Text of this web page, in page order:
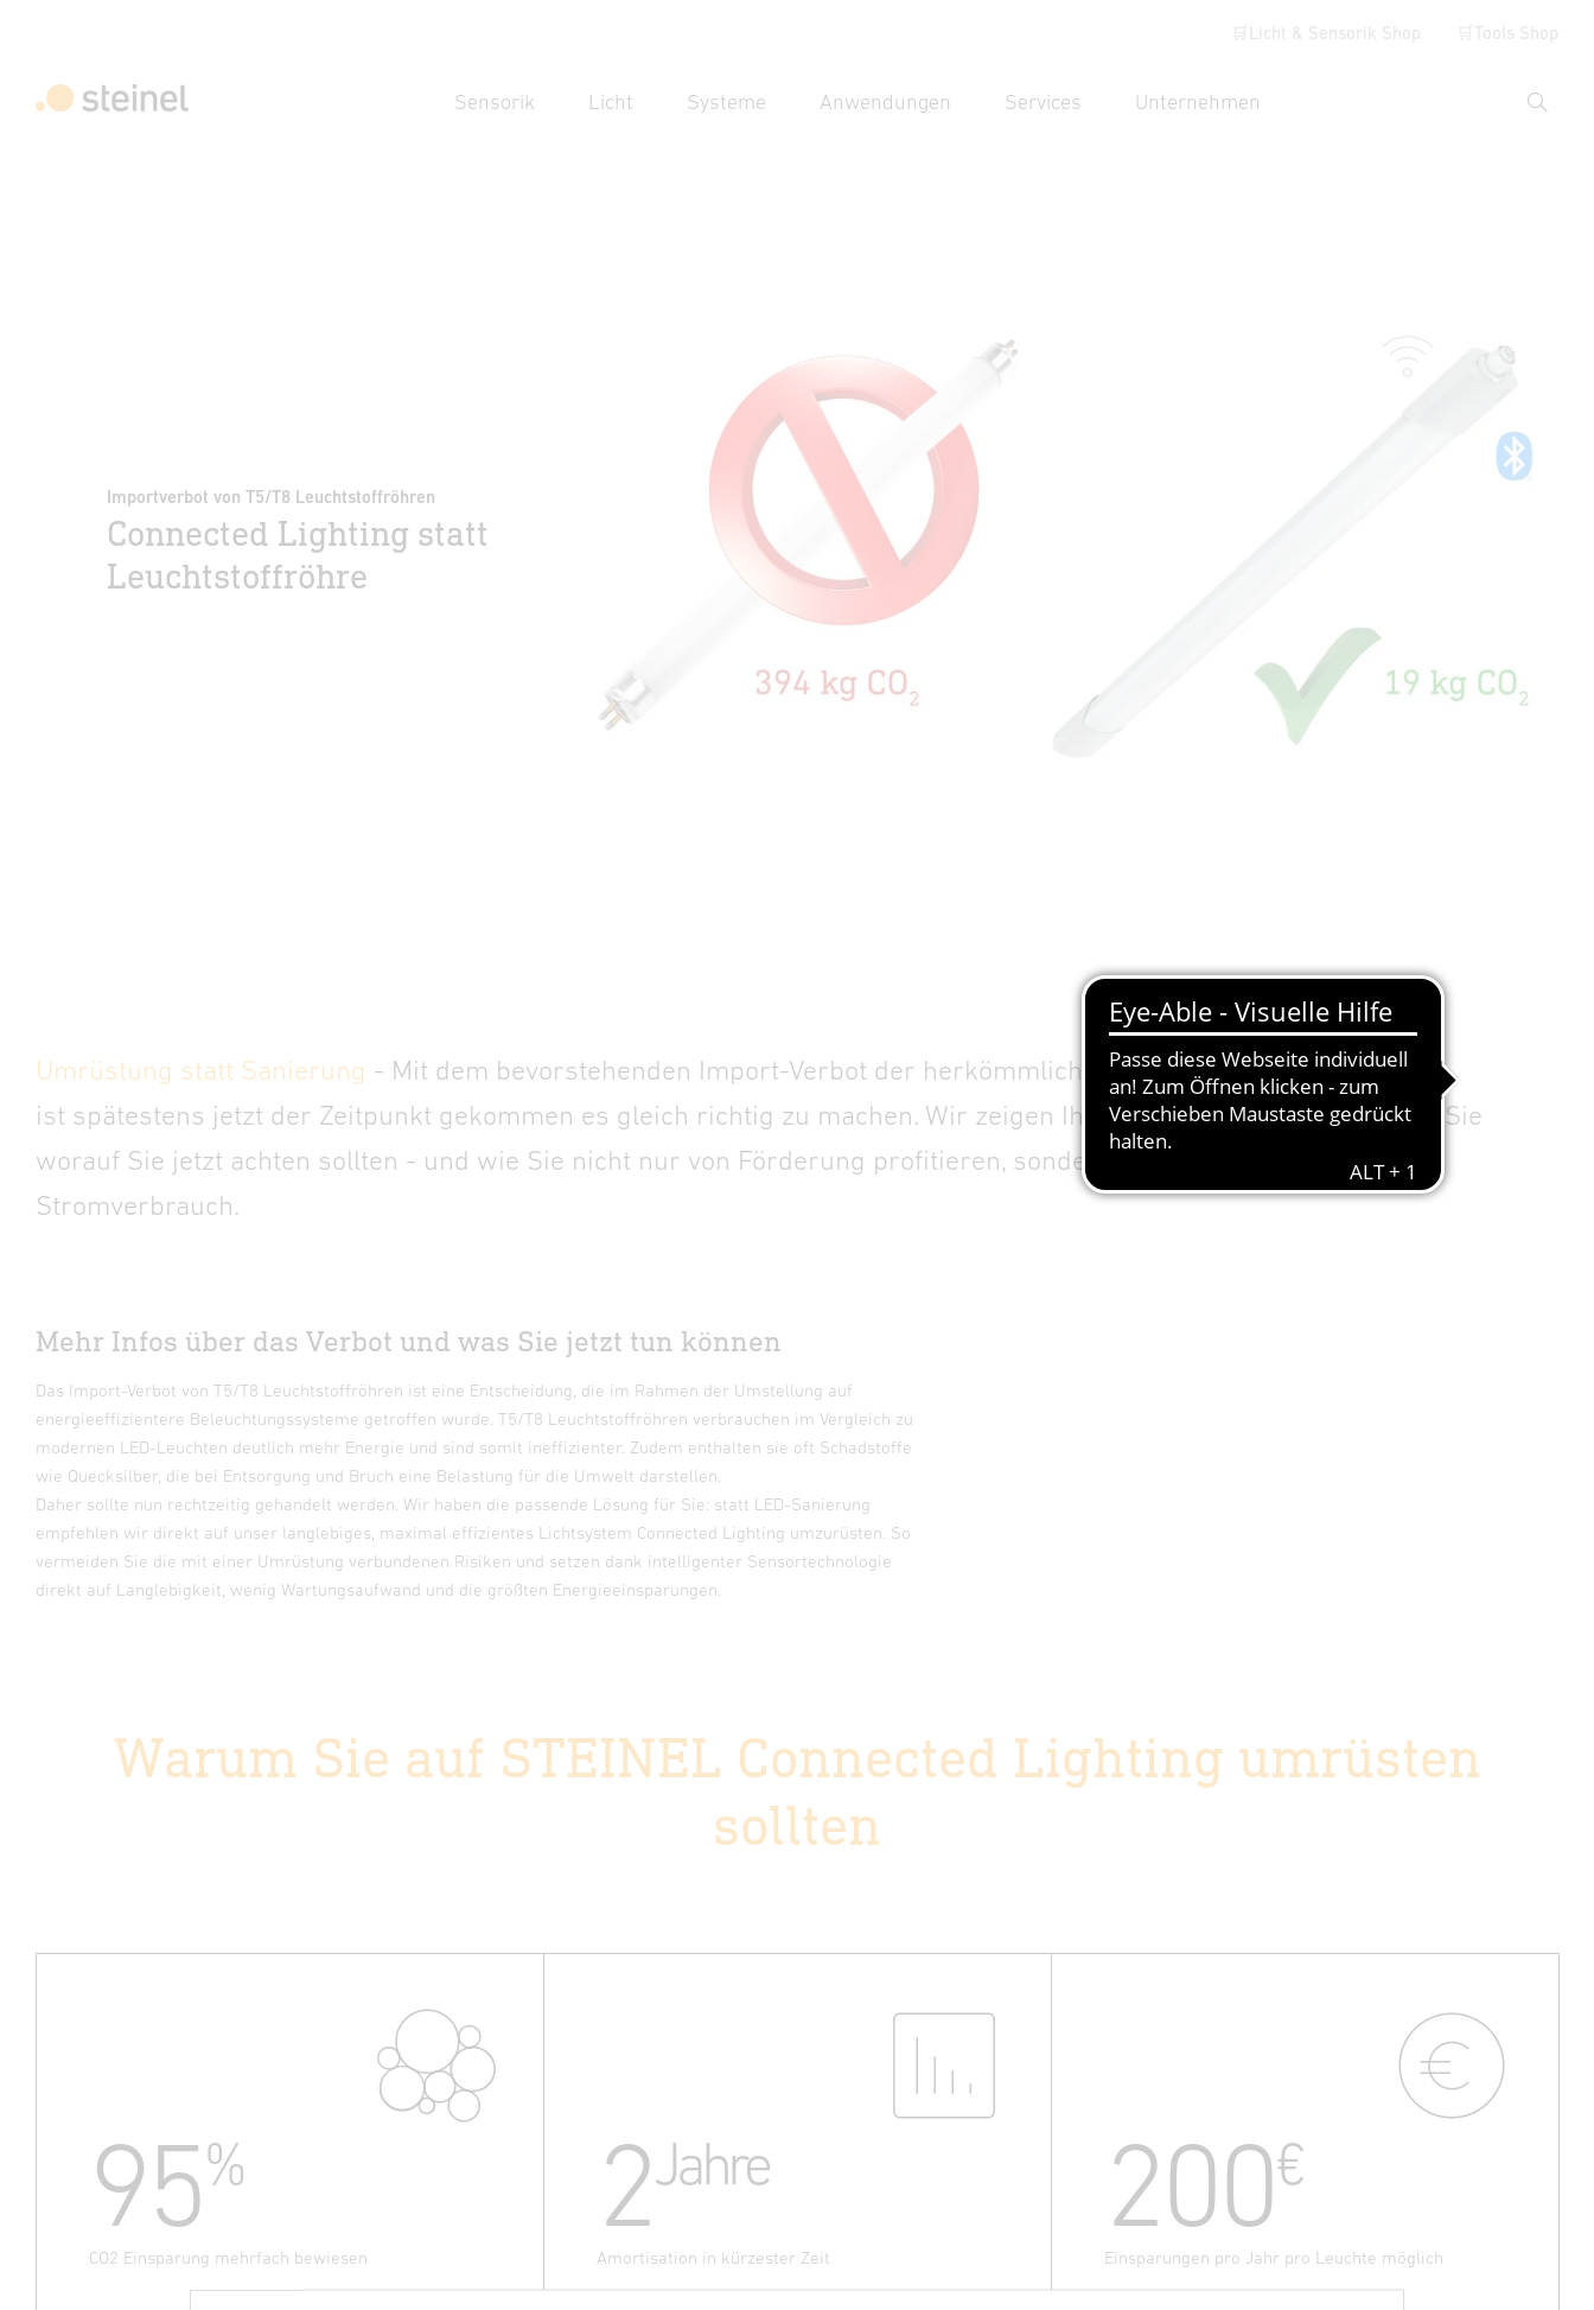
🛒Licht & Sensorik Shop 🛒Tools Shop
Sensorik Licht Systeme Anwendungen Services Unternehmen
Suche
Importverbot von T5/T8 Leuchtstoffröhren
Connected Lighting statt
Leuchtstoffröhre
Umrüstung statt Sanierung - Mit dem bevorstehenden Import-Verbot der herkömmlichen T5/T8 Leuchtstoffröhren
ist spätestens jetzt der Zeitpunkt gekommen es gleich richtig zu machen. Wir zeigen Ihnen unsere Lösung. Erfahren Sie
worauf Sie jetzt achten sollten - und wie Sie nicht nur von Förderung profitieren, sondern von erheblich weniger
Stromverbrauch.
Mehr Infos über das Verbot und was Sie jetzt tun können
Das Import-Verbot von T5/T8 Leuchtstoffröhren ist eine Entscheidung, die im Rahmen der Umstellung auf
energieeffizientere Beleuchtungssysteme getroffen wurde. T5/T8 Leuchtstoffröhren verbrauchen im Vergleich zu
modernen LED-Leuchten deutlich mehr Energie und sind somit ineffizienter. Zudem enthalten sie oft Schadstoffe
wie Quecksilber, die bei Entsorgung und Bruch eine Belastung für die Umwelt darstellen.
Daher sollte nun rechtzeitig gehandelt werden. Wir haben die passende Lösung für Sie: statt LED-Sanierung
empfehlen wir direkt auf unser langlebiges, maximal effizientes Lichtsystem Connected Lighting umzurüsten. So
vermeiden Sie die mit einer Umrüstung verbundenen Risiken und setzen dank intelligenter Sensortechnologie
direkt auf Langlebigkeit, wenig Wartungsaufwand und die größten Energieeinsparungen.
Warum Sie auf STEINEL Connected Lighting umrüsten
sollten
95%
CO2 Einsparung mehrfach bewiesen
2Jahre
Amortisation in kürzester Zeit
200€
Einsparungen pro Jahr pro Leuchte möglich